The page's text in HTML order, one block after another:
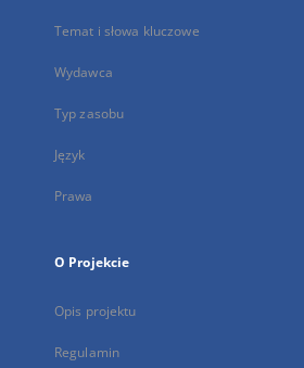
Temat i słowa kluczowe
Wydawca
Typ zasobu
Język
Prawa
O Projekcie
Opis projektu
Regulamin